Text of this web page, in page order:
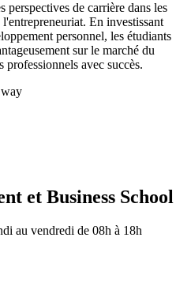
de carrière dans les
En investissant
personnel, les étudiants
sur le marché du
avec succès.
et Business School
au vendredi de 08h à 18h